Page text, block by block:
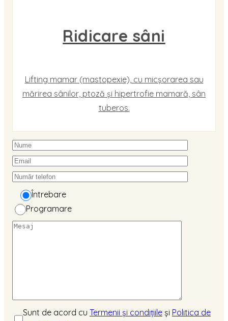
Ridicare sâni
Lifting mamar (mastopexie), cu micșorarea sau
mărirea sânilor, ptoză și hipertrofie mamară, sân
tuberos.
Întrebare
Programare
Sunt de acord cu Termenii și condițiileși Politica de